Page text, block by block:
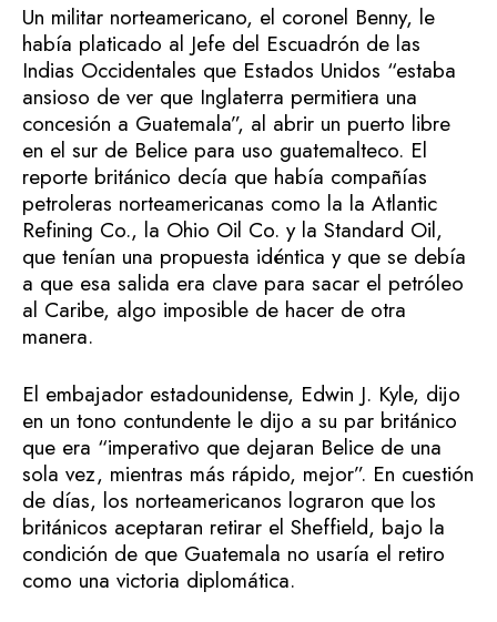
Un militar norteamericano, el coronel Benny, le
había platicado al Jefe del Escuadrón de las
Indias Occidentales que Estados Unidos “estaba
ansioso de ver que Inglaterra permitiera una
concesión a Guatemala”, al abrir un puerto libre
en el sur de Belice para uso guatemalteco. El
reporte británico decía que había compañías
petroleras norteamericanas como la la Atlantic
Refining Co., la Ohio Oil Co. y la Standard Oil,
que tenían una propuesta idéntica y que se debía
a que esa salida era clave para sacar el petróleo
al Caribe, algo imposible de hacer de otra
manera.
El embajador estadounidense, Edwin J. Kyle, dijo
en un tono contundente le dijo a su par británico
que era “imperativo que dejaran Belice de una
sola vez, mientras más rápido, mejor”. En cuestión
de días, los norteamericanos lograron que los
británicos aceptaran retirar el Sheffield, bajo la
condición de que Guatemala no usaría el retiro
como una victoria diplomática.